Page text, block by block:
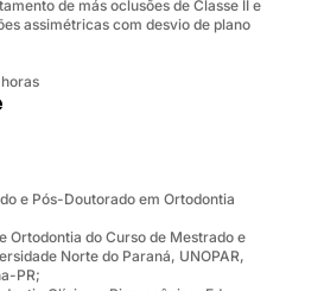
de más oclusões de Classe II e
assimétricas com desvio de plano
e Pós-Doutorado em Ortodontia
Ortodontia do Curso de Mestrado e
Norte do Paraná, UNOPAR,
PR;